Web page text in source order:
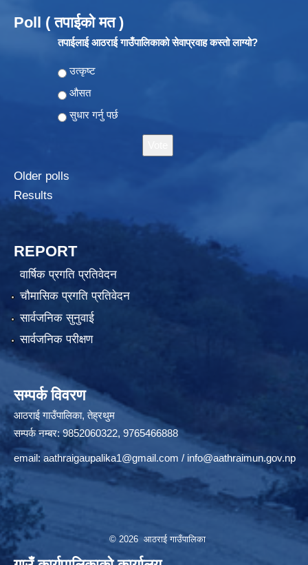
Poll ( तपाईको मत )
तपाईलाई आठराई गाउँपालिकाको सेवाप्रवाह कस्तो लाग्यो?
Choices
उत्कृष्ट
औसत
सुधार गर्नु पर्छ
Older polls
Results
REPORT
वार्षिक प्रगति प्रतिवेदन
चौमासिक प्रगति प्रतिवेदन
सार्वजनिक सुनुवाई
सार्वजनिक परीक्षण
सम्पर्क विवरण
आठराई गाउँपालिका, तेह्रथुम
सम्पर्क नम्बर: 9852060322, 9765466888
email: aathraigaupalika1@gmail.com / info@aathraimun.gov.np
© 2026 आठराई गाउँपालिका